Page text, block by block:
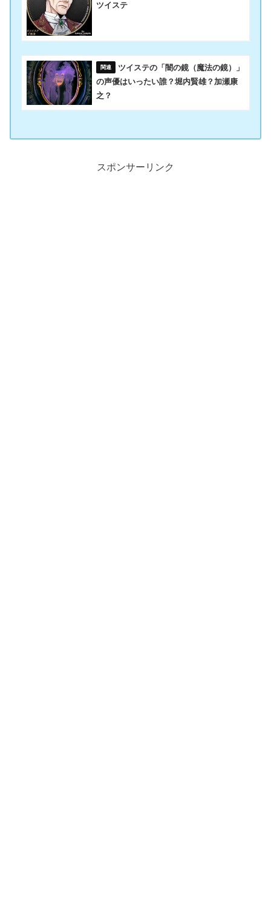
ツイステ
ツイステの「闇の鏡（魔法の鏡）」
の声優はいったい誰？堀内賢雄？加瀬康
之？
スポンサーリンク